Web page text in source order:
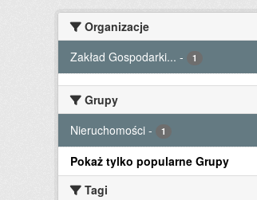
Organizacje
Zakład Gospodarki... - 1
Grupy
Nieruchomości - 1
Pokaż tylko popularne Grupy
Tagi